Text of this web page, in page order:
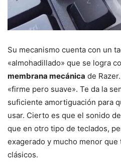
Su mecanismo cuenta con un
«almohadillado» que se logra
membrana mecánica de
«firme pero suave». Te da la
suficiente amortiguación para
usar. Cierto es que el sonido
que en otro tipo de teclados,
exagerado y mucho menor que
clásicos.